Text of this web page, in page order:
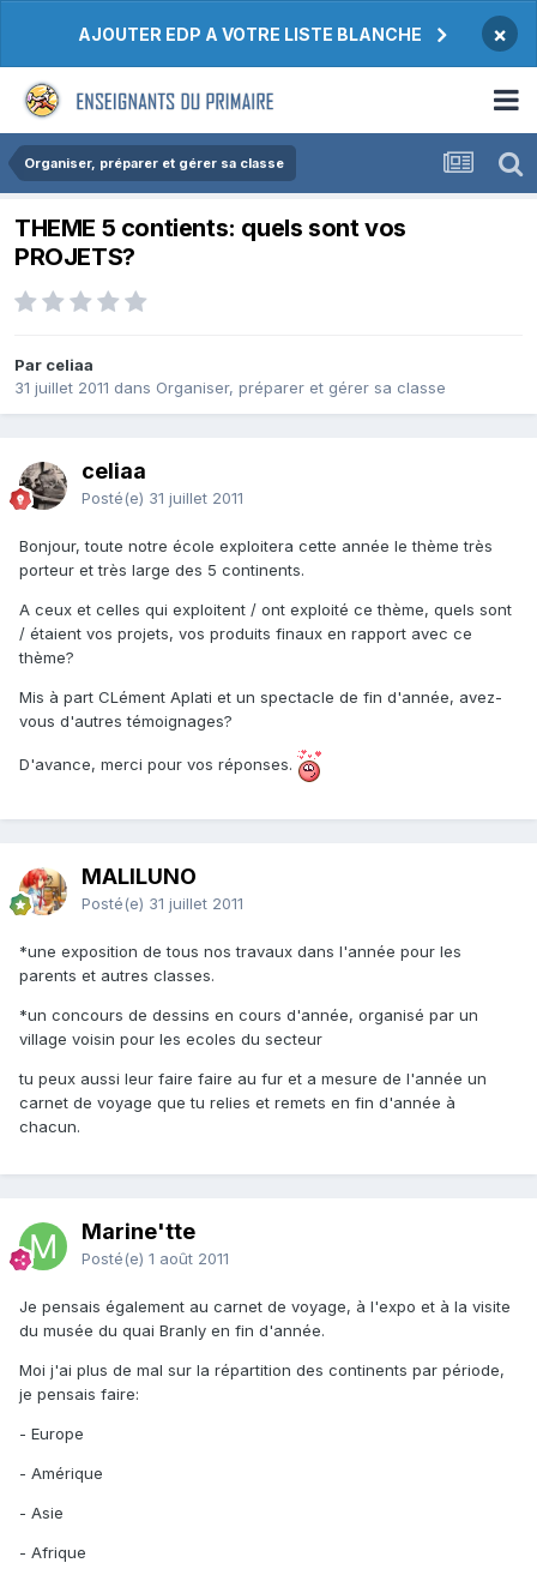
AJOUTER EDP A VOTRE LISTE BLANCHE ×
Organiser, préparer et gérer sa classe
THEME 5 contients: quels sont vos
PROJETS?
Par celiaa
31 juillet 2011 dans Organiser, préparer et gérer sa classe
celiaa
Posté(e) 31 juillet 2011
Bonjour, toute notre école exploitera cette année le thème très
porteur et très large des 5 continents.
A ceux et celles qui exploitent / ont exploité ce thème, quels sont
/ étaient vos projets, vos produits finaux en rapport avec ce
thème?
Mis à part CLément Aplati et un spectacle de fin d'année, avez-
vous d'autres témoignages?
D'avance, merci pour vos réponses.
MALILUNO
Posté(e) 31 juillet 2011
*une exposition de tous nos travaux dans l'année pour les
parents et autres classes.
*un concours de dessins en cours d'année, organisé par un
village voisin pour les ecoles du secteur
tu peux aussi leur faire faire au fur et a mesure de l'année un
carnet de voyage que tu relies et remets en fin d'année à
chacun.
Marine'tte
Posté(e) 1 août 2011
Je pensais également au carnet de voyage, à l'expo et à la visite
du musée du quai Branly en fin d'année.
Moi j'ai plus de mal sur la répartition des continents par période,
je pensais faire:
- Europe
- Amérique
- Asie
- Afrique